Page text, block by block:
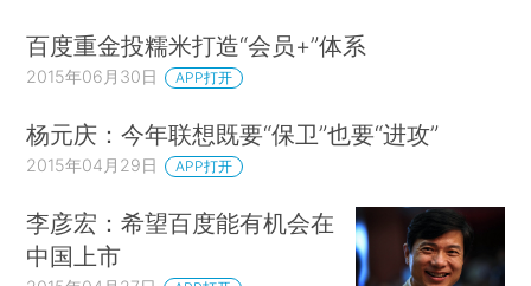
百度重金投糯米打造“会员+”体系
2015年06月30日 APP打开
杨元庆：今年联想既要“保卫”也要“进攻”
2015年04月29日 APP打开
李彦宏：希望百度能有机会在
中国上市